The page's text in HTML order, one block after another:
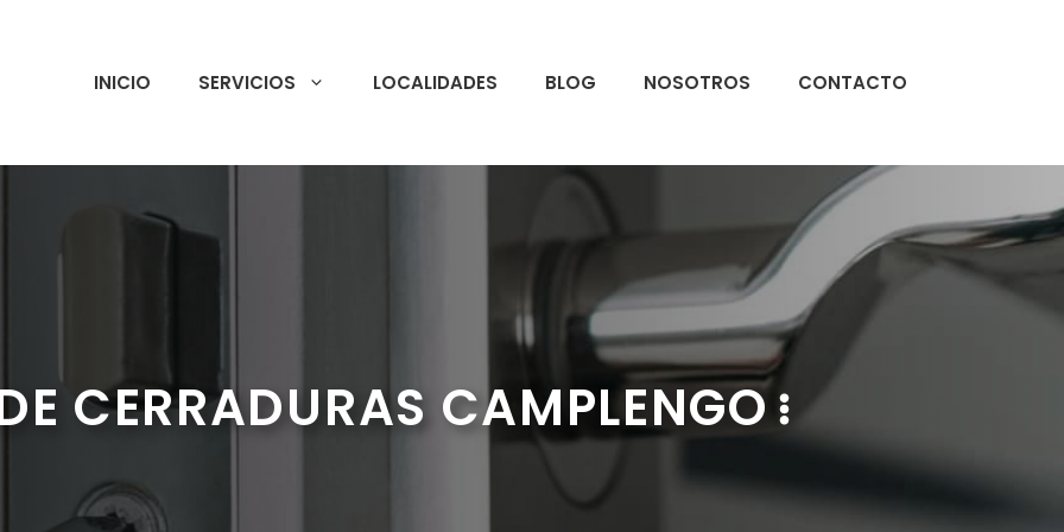
INICIO SERVICIOS LOCALIDADES BLOG NOSOTROS CONTACTO
CERRADURAS CAMPLENGO